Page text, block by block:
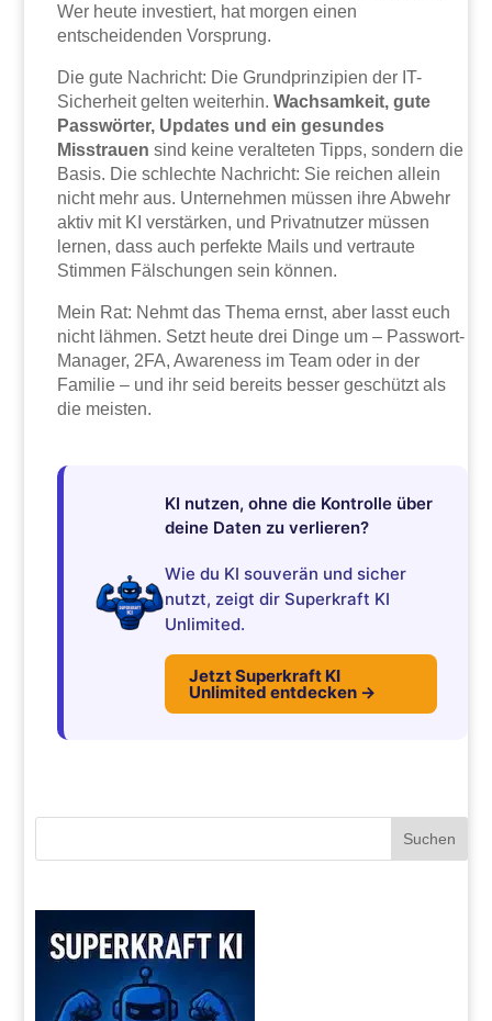
Wer heute investiert, hat morgen einen
entscheidenden Vorsprung.
Die gute Nachricht: Die Grundprinzipien der IT-
Sicherheit gelten weiterhin.Wachsamkeit, gute
Passwörter, Updates und ein gesundes
Misstrauen sind keine veralteten Tipps, sondern die
Basis. Die schlechte Nachricht: Sie reichen allein
nicht mehr aus. Unternehmen müssen ihre Abwehr
aktiv mit KI verstärken, und Privatnutzer müssen
lernen, dass auch perfekte Mails und vertraute
Stimmen Fälschungen sein können.
Mein Rat: Nehmt das Thema ernst, aber lasst euch
nicht lähmen. Setzt heute drei Dinge um – Passwort-
Manager, 2FA, Awareness im Team oder in der
Familie – und ihr seid bereits besser geschützt als
die meisten.
KI nutzen, ohne die Kontrolle über
deine Daten zu verlieren?
Wie du KI souverän und sicher
nutzt, zeigt dir Superkraft KI
Unlimited.
Jetzt Superkraft KI
Unlimited entdecken →